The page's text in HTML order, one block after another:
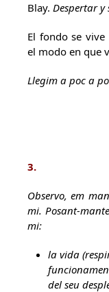
Blay. Despertar y
El fondo se
el modo en que
Llegim a poc a
3.
Observo, em
mi. Posant-
mi:
la vida
del seu